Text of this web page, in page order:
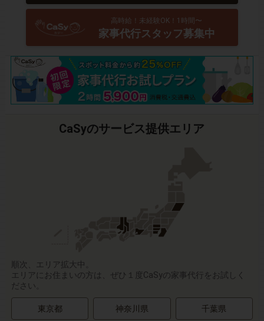
高時給！未経験OK！1時間〜
家事代行スタッフ募集中
CaSyのサービス提供エリア
順次、エリア拡大中。
エリアにお住まいの方は、ぜひ１度CaSyの家事代行をお試しく
ださい。
東京都 神奈川県 千葉県